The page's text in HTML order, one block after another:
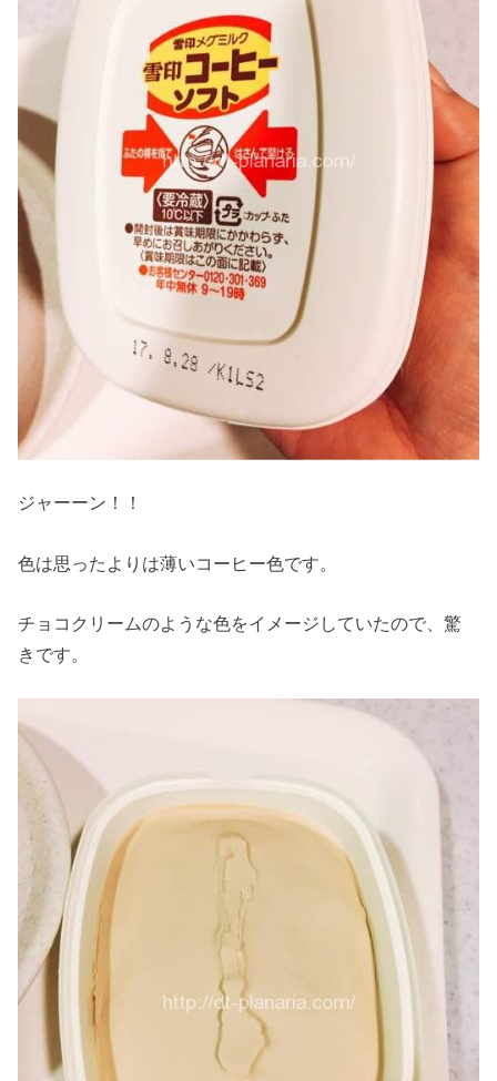
ジャーーン！！
色は思ったよりは薄いコーヒー色です。
チョコクリームのような色をイメージしていたので、驚
きです。